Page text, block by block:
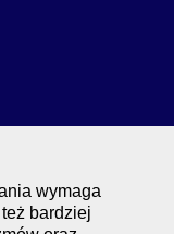
wymaga
bardziej